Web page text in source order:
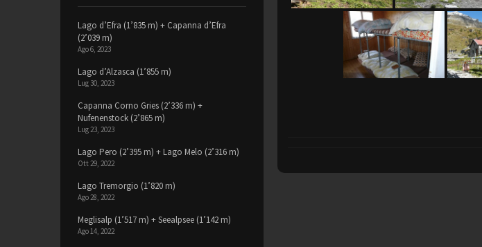
Lago d’Efra (1’835 m) + Capanna d’Efra
(2’039 m)
Ago 6, 2023
Lago d’Alzasca (1’855 m)
Lug 30, 2023
Capanna Corno Gries (2’336 m) +
Nufenenstock (2’865 m)
Lug 23, 2023
Lago Pero (2’395 m) + Lago Melo (2’316 m)
Ott 29, 2022
Lago Tremorgio (1’820 m)
Ago 28, 2022
Meglisalp (1’517 m) + Seealpsee (1’142 m)
Ago 14, 2022